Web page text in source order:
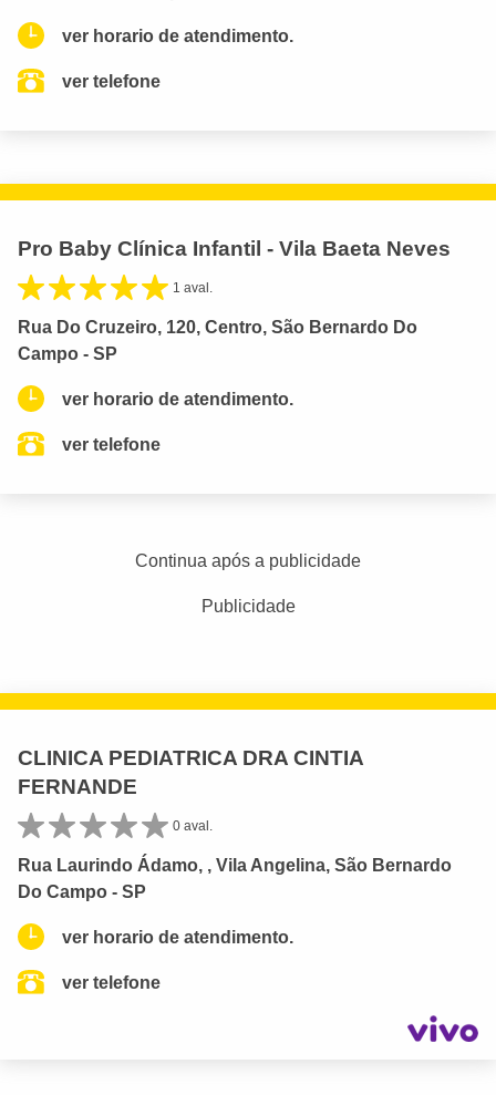
ver horario de atendimento.
ver telefone
Pro Baby Clínica Infantil - Vila Baeta Neves
1 aval.
Rua Do Cruzeiro, 120, Centro, São Bernardo Do
Campo - SP
ver horario de atendimento.
ver telefone
Continua após a publicidade
Publicidade
CLINICA PEDIATRICA DRA CINTIA
FERNANDE
0 aval.
Rua Laurindo Ádamo, , Vila Angelina, São Bernardo
Do Campo - SP
ver horario de atendimento.
ver telefone